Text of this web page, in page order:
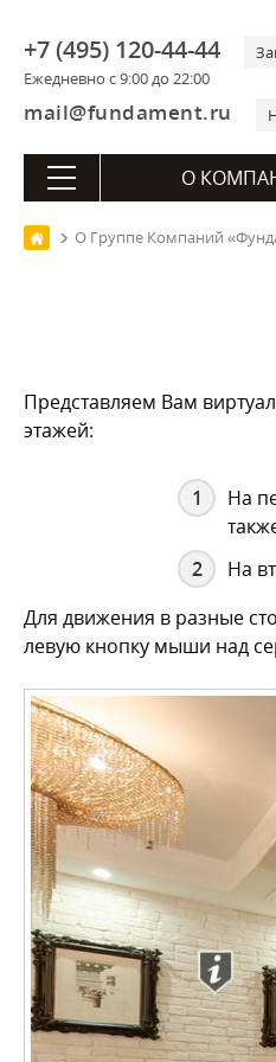
+7 (495) 120-44-44
Ежедневно с 9:00 до 22:00
mail@fundament.ru
О
О Группе Компаний
Представляем Вам
этажей:
На
На
Для движения в разные
левую кнопку мыши над